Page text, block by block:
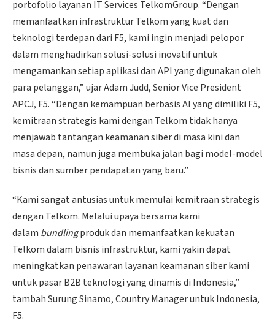
portofolio layanan IT Services TelkomGroup. “Dengan
memanfaatkan infrastruktur Telkom yang kuat dan
teknologi terdepan dari F5, kami ingin menjadi pelopor
dalam menghadirkan solusi-solusi inovatif untuk
mengamankan setiap aplikasi dan API yang digunakan oleh
para pelanggan,” ujar Adam Judd, Senior Vice President
APCJ, F5. “Dengan kemampuan berbasis AI yang dimiliki F5,
kemitraan strategis kami dengan Telkom tidak hanya
menjawab tantangan keamanan siber di masa kini dan
masa depan, namun juga membuka jalan bagi model-model
bisnis dan sumber pendapatan yang baru.”
“Kami sangat antusias untuk memulai kemitraan strategis
dengan Telkom. Melalui upaya bersama kami
dalam bundlingproduk dan memanfaatkan kekuatan
Telkom dalam bisnis infrastruktur, kami yakin dapat
meningkatkan penawaran layanan keamanan siber kami
untuk pasar B2B teknologi yang dinamis di Indonesia,”
tambah Surung Sinamo, Country Manager untuk Indonesia,
F5.